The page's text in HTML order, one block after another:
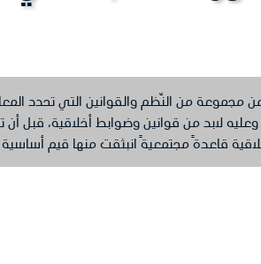
من النّظم والقوانين التي تحدد
لابد من قوانين وضوابط أخلاقية، قبل أن
قاعدةً مجتمعيةً انبثقت منها قيم